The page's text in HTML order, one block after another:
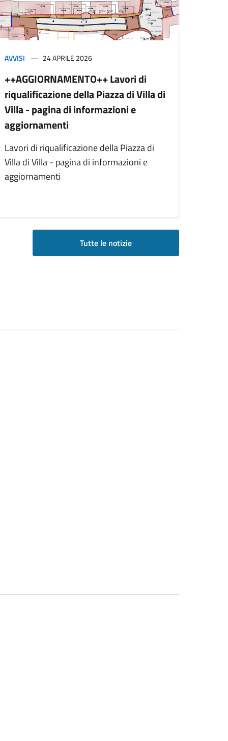
AVVISI 24 APRILE 2026
++AGGIORNAMENTO++ Lavori di
riqualificazione della Piazza di Villa di
Villa - pagina di informazioni e
aggiornamenti
Lavori di riqualificazione della Piazza di
Villa di Villa - pagina di informazioni e
aggiornamenti
Tutte le notizie